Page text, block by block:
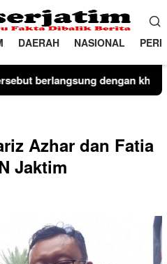
DAERAH NASIONAL
Azhar dan Fatia
Jaktim